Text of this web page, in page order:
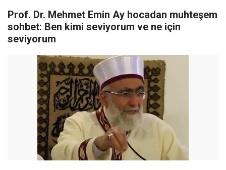
Prof. Dr. Mehmet Emin Ay hocadan muhteşem
sohbet: Ben kimi seviyorum ve ne için
seviyorum